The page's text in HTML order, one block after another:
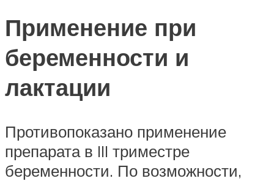
Применение при
беременности и
лактации
Противопоказано применение
препарата в III триместре
беременности. По возможности,